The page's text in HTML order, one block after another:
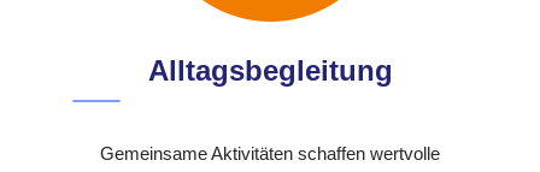
Alltagsbegleitung
Gemeinsame Aktivitäten schaffen wertvolle